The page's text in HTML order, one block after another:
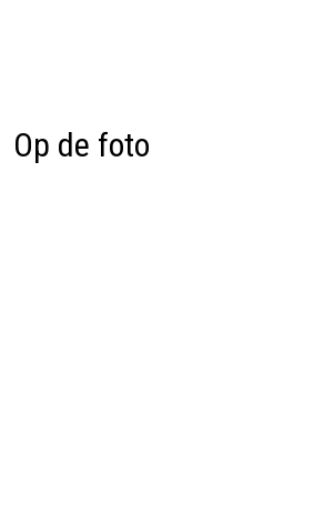
Op de foto